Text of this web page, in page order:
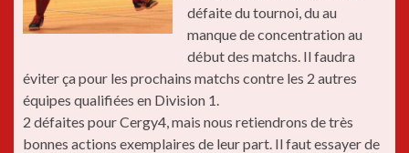
défaite du tournoi, du au
manque de concentration au
début des matchs. Il faudra
éviter ça pour les prochains matchs contre les 2 autres
équipes qualifiées en Division 1.
2 défaites pour Cergy4, mais nous retiendrons de très
bonnes actions exemplaires de leur part. Il faut essayer de